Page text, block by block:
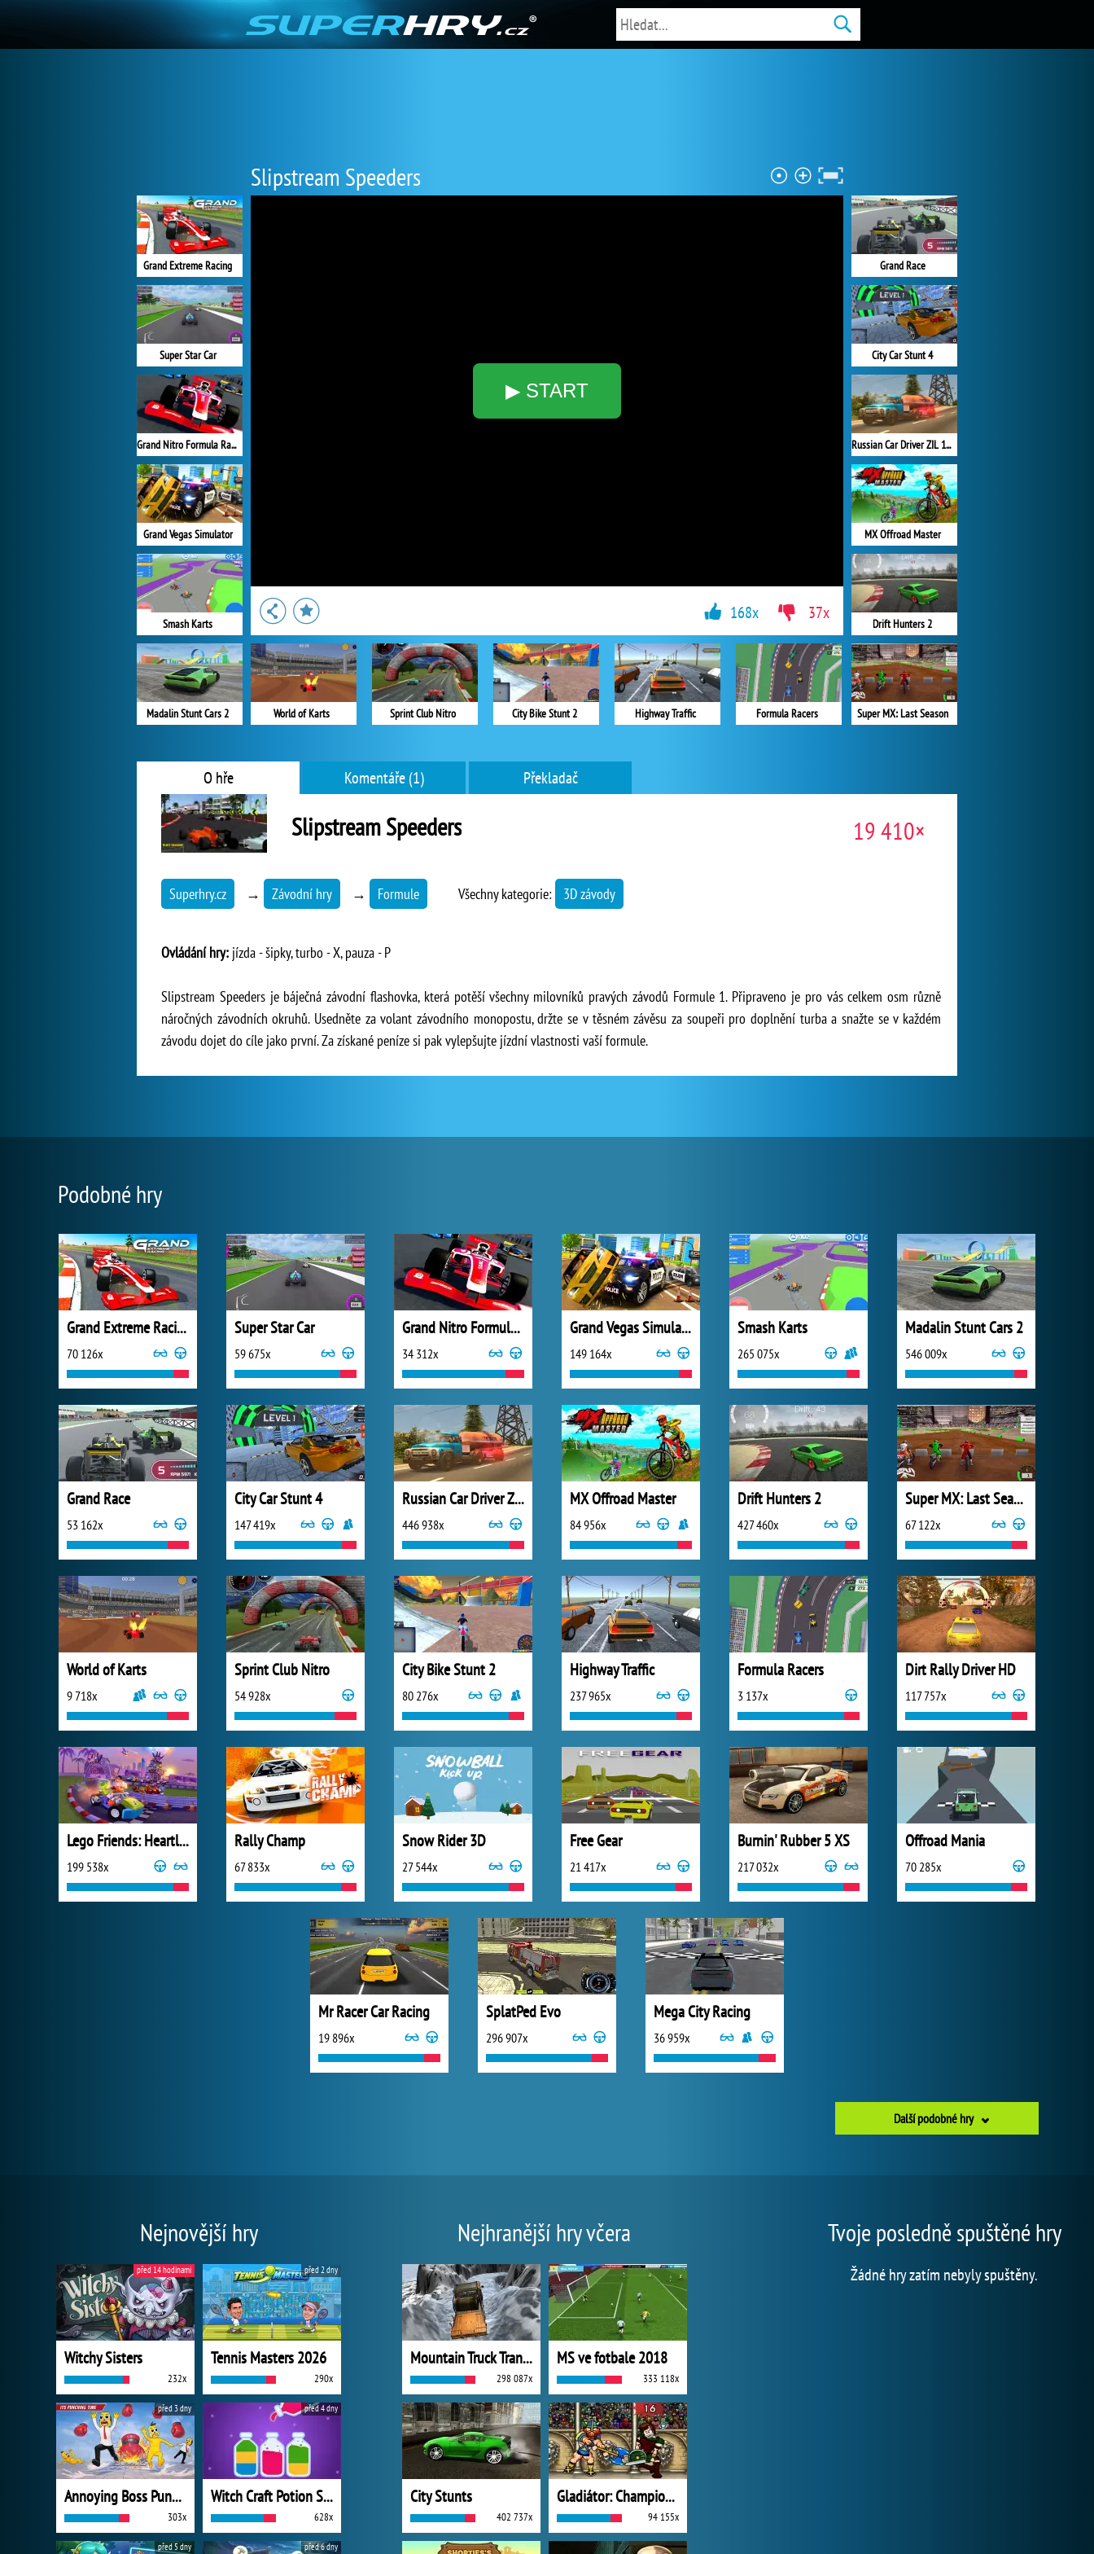
Slipstream Speeders
▶ START
Grand Extreme Racing
Super Star Car
Grand Nitro Formula Racing
Grand Vegas Simulator
Smash Karts
Madalin Stunt Cars 2
Grand Race
City Car Stunt 4
Russian Car Driver ZIL 130
MX Offroad Master
Drift Hunters 2
Super MX: Last Season
World of Karts Sprint Club Nitro City Bike Stunt 2 Highway Traffic Formula Racers
168x 37x
O hře Komentáře (1) Překladač
Slipstream Speeders 19 410×
Superhry.cz → Závodní hry → Formule Všechny kategorie: 3D závody
Ovládání hry: jízda - šipky, turbo - X, pauza - P
Slipstream Speeders je báječná závodní flashovka, která potěší všechny milovníků pravých závodů Formule 1. Připraveno je pro vás celkem osm různě
náročných závodních okruhů. Usedněte za volant závodního monopostu, držte se v těsném závěsu za soupeři pro doplnění turba a snažte se v každém
závodu dojet do cíle jako první. Za získané peníze si pak vylepšujte jízdní vlastnosti vaší formule.
Podobné hry
Grand Extreme Racing
70 126x
Super Star Car
59 675x
Grand Nitro Formula Racing
34 312x
Grand Vegas Simulator
149 164x
Smash Karts
265 075x
Madalin Stunt Cars 2
546 009x
Grand Race
53 162x
City Car Stunt 4
147 419x
Russian Car Driver ZIL 130
446 938x
MX Offroad Master
84 956x
Drift Hunters 2
427 460x
Super MX: Last Season
67 122x
World of Karts
9 718x
Sprint Club Nitro
54 928x
City Bike Stunt 2
80 276x
Highway Traffic
237 965x
Formula Racers
3 137x
Dirt Rally Driver HD
117 757x
Lego Friends: Heartlake Rush
199 538x
Rally Champ
67 833x
Snow Rider 3D
27 544x
Free Gear
21 417x
Burnin' Rubber 5 XS
217 032x
Offroad Mania
70 285x
Mr Racer Car Racing
19 896x
SplatPed Evo
296 907x
Mega City Racing
36 959x
Další podobné hry
Nejnovější hry
Witchy Sisters
232x
před 14 hodinami
Tennis Masters 2026
290x
před 2 dny
Annoying Boss Punch Game
303x
před 3 dny
Witch Craft Potion Sort
628x
před 4 dny
před 5 dny před 6 dny
Nejhranější hry včera
Mountain Truck Transport
298 087x
MS ve fotbale 2018
333 118x
City Stunts
402 737x
Gladiátor: Champions Sprint
94 155x
Tvoje posledně spuštěné hry
Žádné hry zatím nebyly spuštěny.